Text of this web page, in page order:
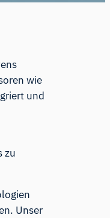
wie
und
zu
Unser